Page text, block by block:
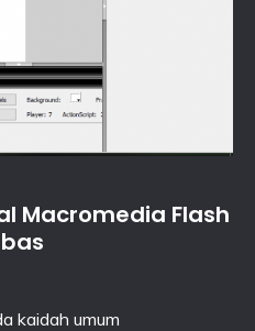
Macromedia Flash
kaidah umum